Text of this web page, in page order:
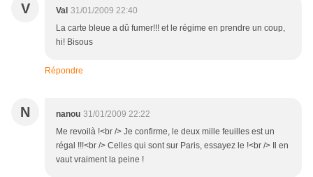
V Val 31/01/2009 22:40
La carte bleue a dû fumer!!! et le régime en prendre un coup,
hi! Bisous
Répondre
N nanou 31/01/2009 22:22
Me revoilà !<br /> Je confirme, le deux mille feuilles est un
régal !!!<br /> Celles qui sont sur Paris, essayez le !<br /> Il en
vaut vraiment la peine !